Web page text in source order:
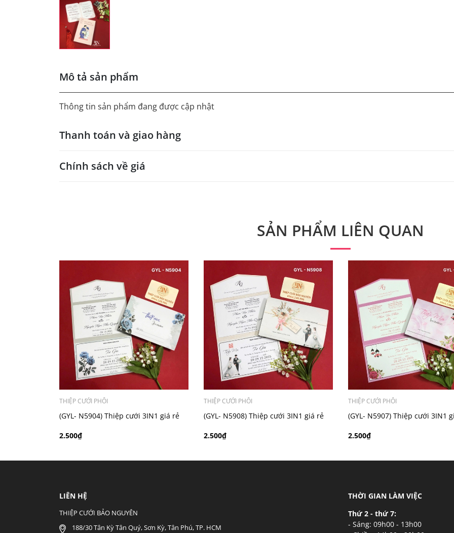
Mô tả sản phẩm
Thông tin sản phẩm đang được cập nhật
Thanh toán và giao hàng
Chính sách về giá
- Mẫu dưới 3000 giá chưa bao gồm bản đồ, quý khách có nhu cầu in bản đồ sẽ có mức phí 300 - 500
SẢN PHẨM LIÊN QUAN
THIỆP CƯỚI PHÔI
(GYL- N5904) Thiệp cưới 3IN1 giá rẻ
2.500₫
THIỆP CƯỚI PHÔI
(GYL- N5908) Thiệp cưới 3IN1 giá rẻ
2.500₫
THIỆP CƯỚI PHÔI
(GYL- N5907) Thiệp cưới 3IN1
2.500₫
LIÊN HỆ
THIỆP CƯỚI BẢO NGUYÊN
188/30 Tân Kỳ Tân Quý, Sơn Kỳ, Tân Phú, TP. HCM
THỜI GIAN LÀM VIỆC
Thứ 2 - thứ 7:
- Sáng: 09h00 - 13h00